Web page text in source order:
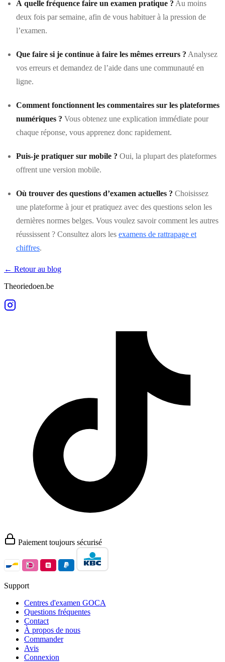
À quelle fréquence faire un examen pratique ? Au moins
deux fois par semaine, afin de vous habituer à la pression de
l’examen.
Que faire si je continue à faire les mêmes erreurs ? Analysez
vos erreurs et demandez de l’aide dans une communauté en
ligne.
Comment fonctionnent les commentaires sur les plateformes
numériques ? Vous obtenez une explication immédiate pour
chaque réponse, vous apprenez donc rapidement.
Puis-je pratiquer sur mobile ? Oui, la plupart des plateformes
offrent une version mobile.
Où trouver des questions d’examen actuelles ? Choisissez
une plateforme à jour et pratiquez avec des questions selon les
dernières normes belges. Vous voulez savoir comment les autres
réussissent ? Consultez alors les examens de rattrapage et
chiffres.
← Retour au blog
Theoriedoen.be
Paiement toujours sécurisé
Support
Centres d'examen GOCA
Questions fréquentes
Contact
À propos de nous
Commander
Avis
Connexion